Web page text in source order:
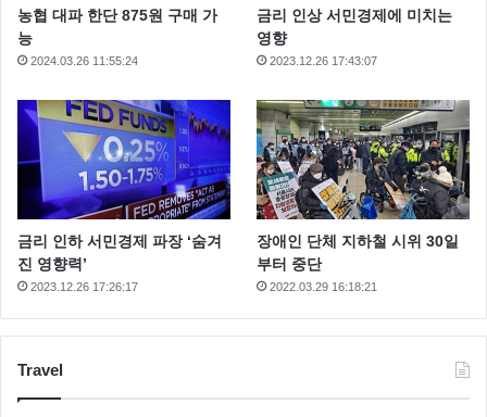
농협 대파 한단 875원 구매 가
능
2024.03.26 11:55:24
금리 인상 서민경제에 미치는
영향
2023.12.26 17:43:07
금리 인하 서민경제 파장 ‘숨겨
진 영향력’
2023.12.26 17:26:17
장애인 단체 지하철 시위 30일
부터 중단
2022.03.29 16:18:21
Travel